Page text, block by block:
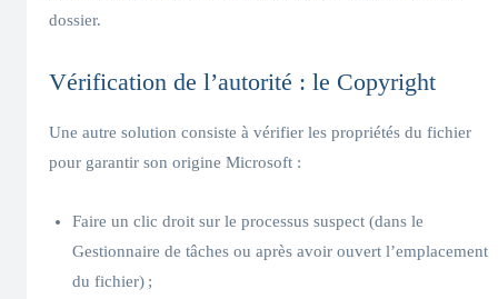
dossier.
Vérification de l’autorité : le Copyright
Une autre solution consiste à vérifier les propriétés du fichier
pour garantir son origine Microsoft :
Faire un clic droit sur le processus suspect (dans le
Gestionnaire de tâches ou après avoir ouvert l’emplacement
du fichier) ;